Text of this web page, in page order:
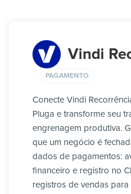
Vindi
PAGAMENTO
Conecte Vindi
Pluga e transforme seu
engrenagem produtiva.
que um negócio é
dados de pagamentos:
financeiro e registro no
registros de vendas